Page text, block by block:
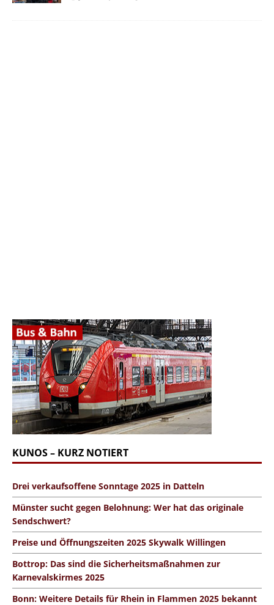
KUNOS – KURZ NOTIERT
Drei verkaufsoffene Sonntage 2025 in Datteln
Münster sucht gegen Belohnung: Wer hat das originale
Sendschwert?
Preise und Öffnungszeiten 2025 Skywalk Willingen
Bottrop: Das sind die Sicherheitsmaßnahmen zur
Karnevalskirmes 2025
Bonn: Weitere Details für Rhein in Flammen 2025 bekannt